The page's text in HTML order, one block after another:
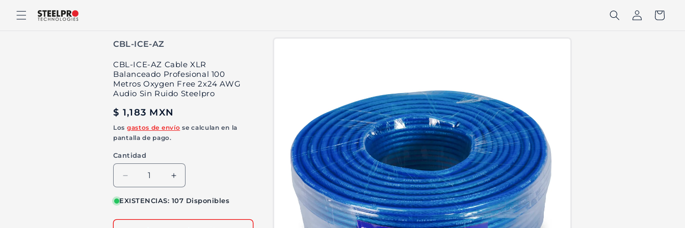
directamente
al contenido
Iniciar
sesión
Carrito
SKU:
CBL-ICE-AZ
CBL-ICE-AZ Cable XLR
Balanceado Profesional 100
Metros Oxygen Free 2x24 AWG
Audio Sin Ruido Steelpro
Precio
habitual
$ 1,183 MXN
Los gastos de envío se calculan en la
pantalla de pago.
Cantidad
Reducir
cantidad
para
ICE-
Aumentar
cantidad
para
ICE-
EXISTENCIAS: 107 Disponibles